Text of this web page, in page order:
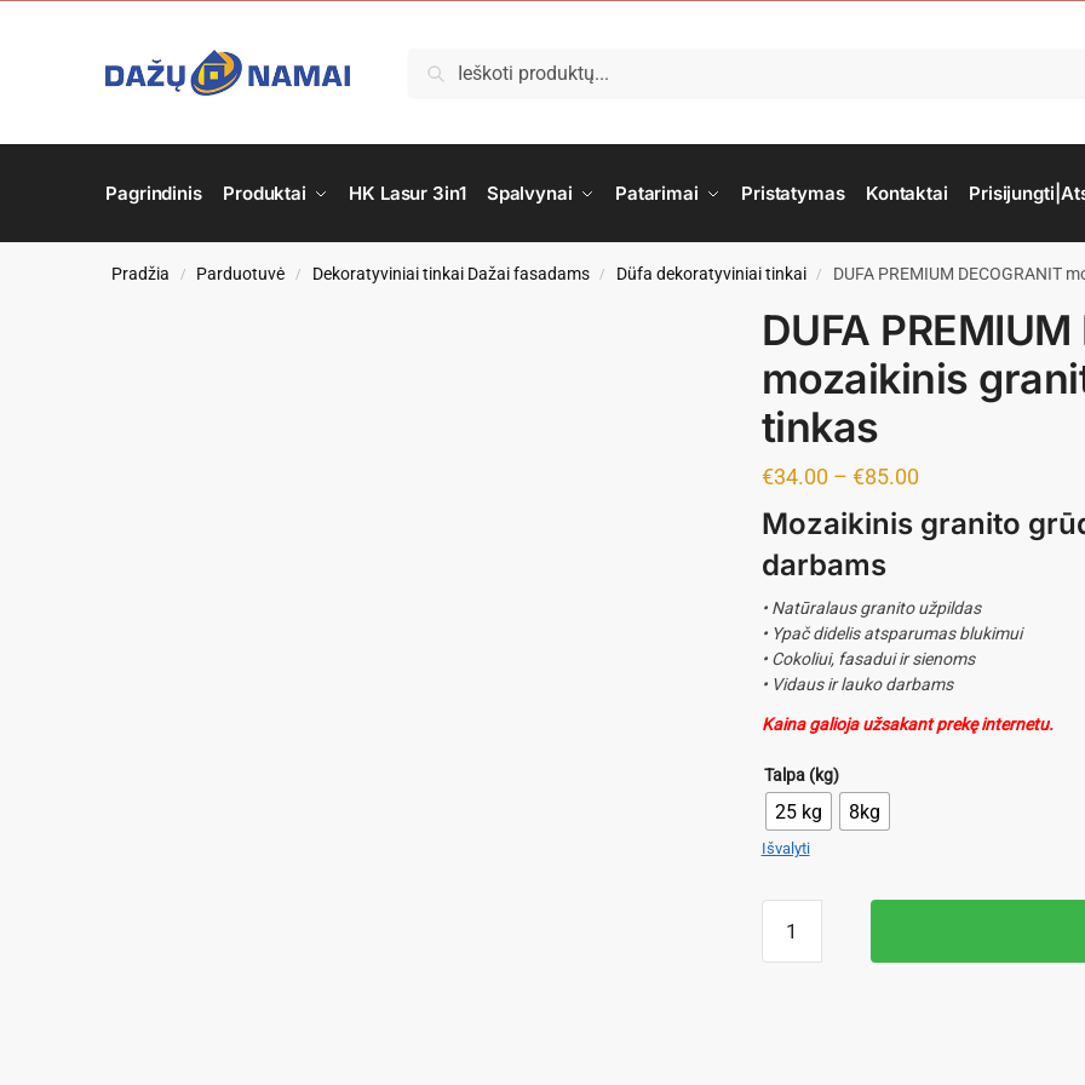
Ieškoti
Pagrindinis Produktai HK Lasur 3in1 Spalvynai Patarimai Pristatymas Kontaktai
Pradžia / Parduotuvė / Dekoratyviniai tinkai Dažai fasadams / Düfa dekoratyviniai tinkai / DUFA PREMIUM DECOGRANIT
DUFA
mozaikinis
tinkas
€34.00 – €85.00
Mozaikinis granito
darbams
• Natūralaus granito užpildas
• Ypač didelis atsparumas blukimui
• Cokoliui, fasadui ir sienoms
• Vidaus ir lauko darbams
Kaina galioja užsakant prekę internetu.
Talpa (kg)
25 kg 8kg
Išvalyti